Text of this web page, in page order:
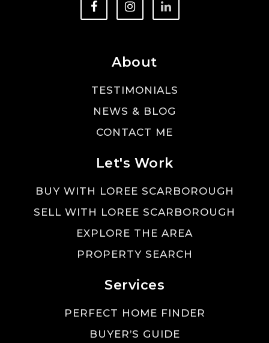
About
TESTIMONIALS
NEWS & BLOG
CONTACT ME
Let's Work
BUY WITH LOREE SCARBOROUGH
SELL WITH LOREE SCARBOROUGH
EXPLORE THE AREA
PROPERTY SEARCH
Services
PERFECT HOME FINDER
BUYER’S GUIDE